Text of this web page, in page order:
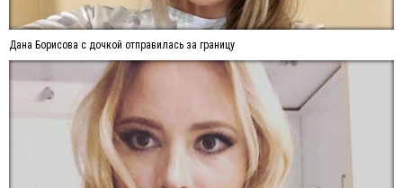
Дана Борисова с дочкой отправилась за границу